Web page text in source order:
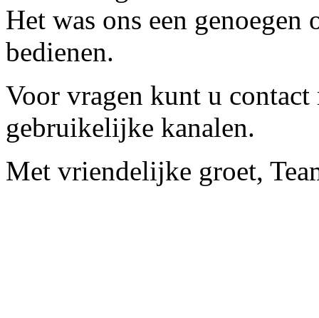
Het was ons een
bedienen.
Voor vragen kunt u contact
gebruikelijke kanalen.
Met vriendelijke groet,